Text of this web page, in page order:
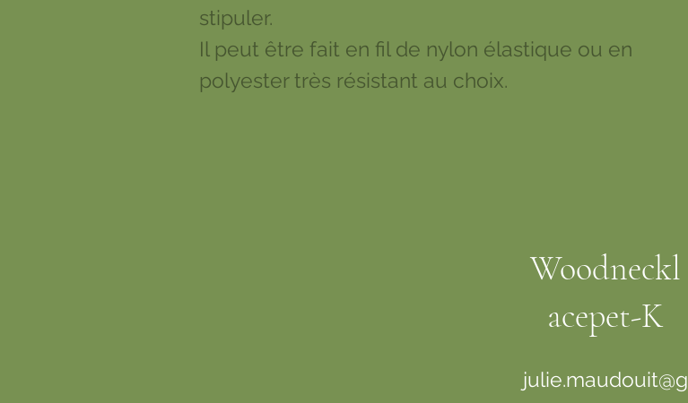
stipuler.
Il peut être fait en fil de nylon élastique ou en
polyester très résistant au choix.
Woodneckl
acepet-K
julie.maudouit@g